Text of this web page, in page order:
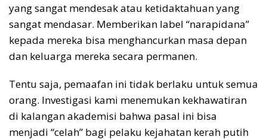
yang sangat mendesak atau ketidaktahuan yang
sangat mendasar. Memberikan label “narapidana”
kepada mereka bisa menghancurkan masa depan
dan keluarga mereka secara permanen.
Tentu saja, pemaafan ini tidak berlaku untuk semua
orang. Investigasi kami menemukan kekhawatiran
di kalangan akademisi bahwa pasal ini bisa
menjadi “celah” bagi pelaku kejahatan kerah putih